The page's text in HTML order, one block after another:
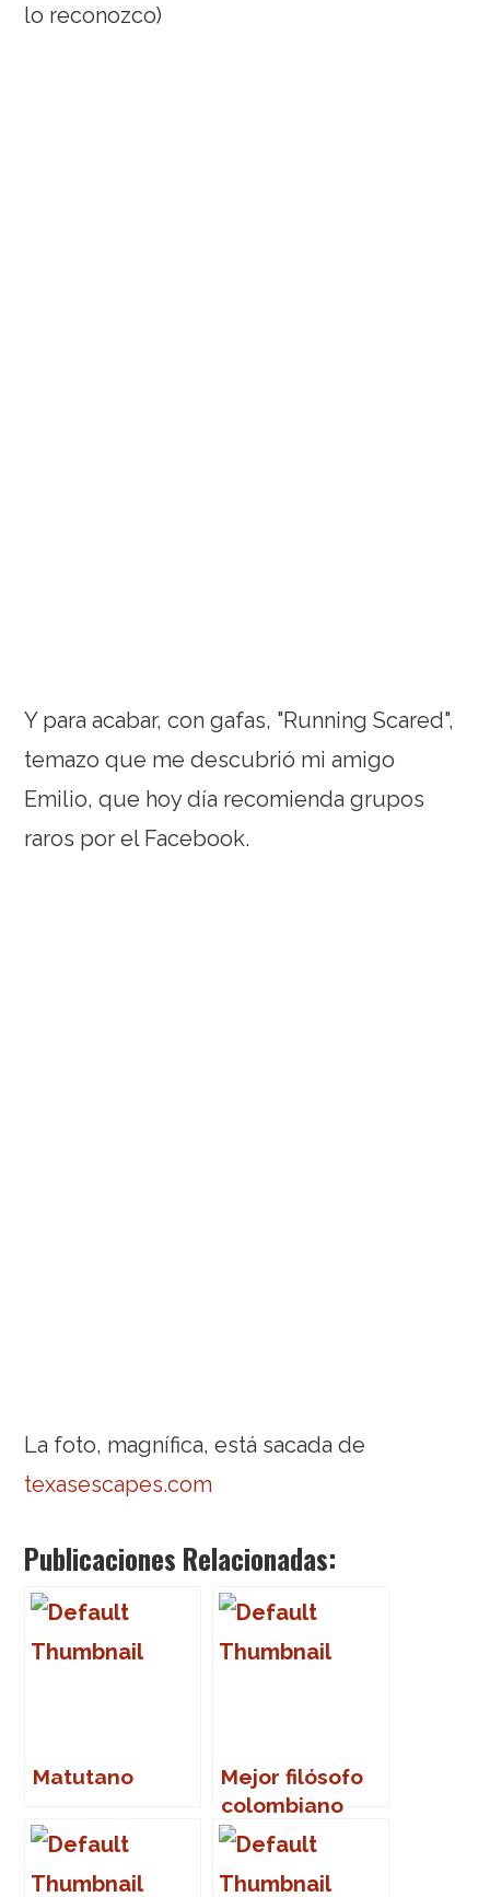
lo reconozco)
Y para acabar, con gafas, "Running Scared",
temazo que me descubrió mi amigo
Emilio, que hoy día recomienda grupos
raros por el Facebook.
La foto, magnífica, está sacada de
texasescapes.com
Publicaciones Relacionadas:
Matutano
Mejor filósofo
colombiano